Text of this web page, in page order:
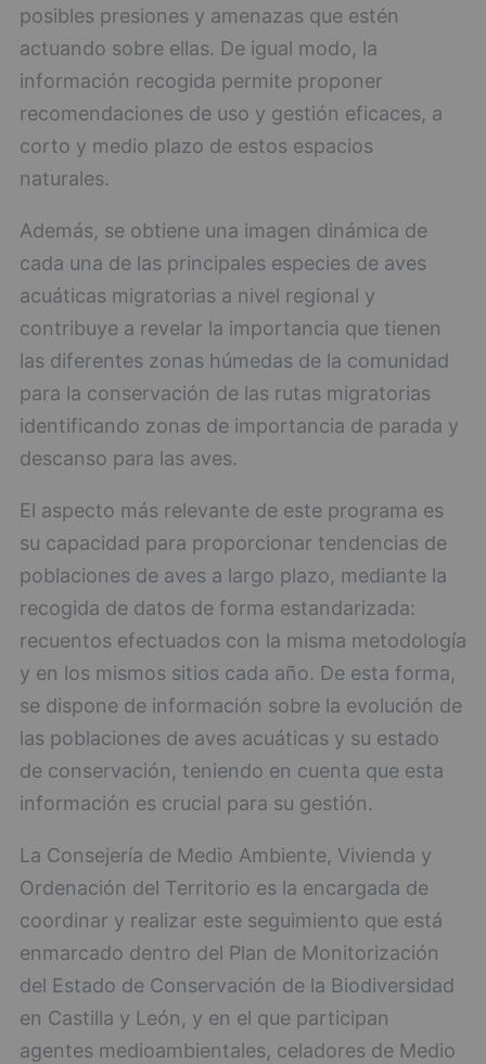
posibles presiones y amenazas que estén
actuando sobre ellas. De igual modo, la
información recogida permite proponer
recomendaciones de uso y gestión eficaces, a
corto y medio plazo de estos espacios
naturales.
Además, se obtiene una imagen dinámica de
cada una de las principales especies de aves
acuáticas migratorias a nivel regional y
contribuye a revelar la importancia que tienen
las diferentes zonas húmedas de la comunidad
para la conservación de las rutas migratorias
identificando zonas de importancia de parada y
descanso para las aves.
El aspecto más relevante de este programa es
su capacidad para proporcionar tendencias de
poblaciones de aves a largo plazo, mediante la
recogida de datos de forma estandarizada:
recuentos efectuados con la misma metodología
y en los mismos sitios cada año. De esta forma,
se dispone de información sobre la evolución de
las poblaciones de aves acuáticas y su estado
de conservación, teniendo en cuenta que esta
información es crucial para su gestión.
La Consejería de Medio Ambiente, Vivienda y
Ordenación del Territorio es la encargada de
coordinar y realizar este seguimiento que está
enmarcado dentro del Plan de Monitorización
del Estado de Conservación de la Biodiversidad
en Castilla y León, y en el que participan
agentes medioambientales, celadores de Medio